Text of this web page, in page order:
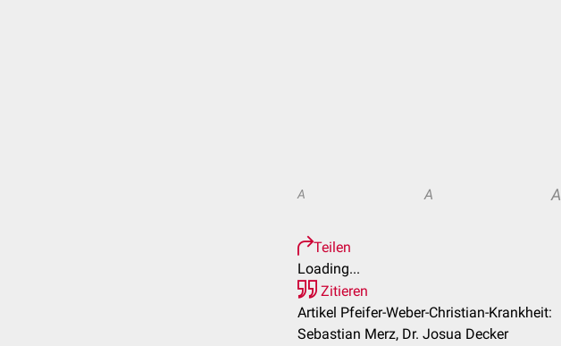
A A A
Teilen
Loading...
Zitieren
Artikel Pfeifer-Weber-Christian-Krankheit:
Sebastian Merz, Dr. Josua Decker